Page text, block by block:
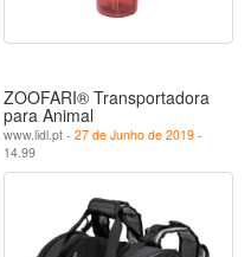
ZOOFARI® Transportadora
para Animal
www.lidl.pt - 27 de Junho de 2019 -
14.99